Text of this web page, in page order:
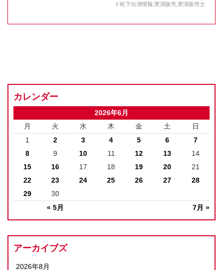
ド松下出演情報 実演販売 実演販売士
カレンダー
2026年6月
月
火 水 木 金 土 日
« 5月 7月 »
1 2 3 4 5 6
7
8
9 10 11 12 13
14
15
16 17 18 19 20
21
22
23 24 25 26 27
28
29
30
アーカイブズ
2026年8月